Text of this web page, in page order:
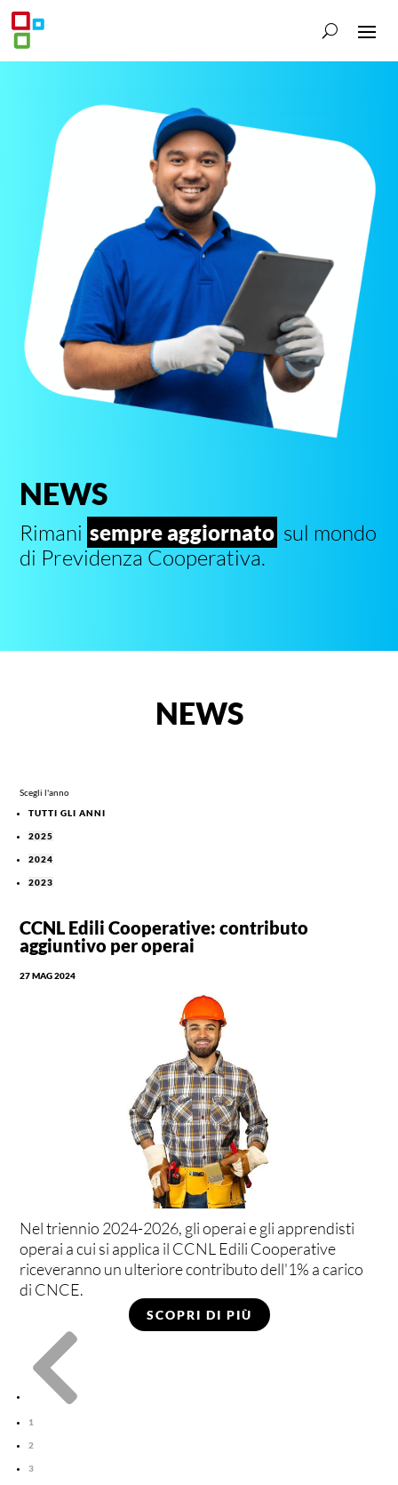
NEWS
Rimani sempre aggiornato sul mondo
di Previdenza Cooperativa.
NEWS
Scegli l'anno
TUTTI GLI ANNI
2025
2024
2023
CCNL Edili Cooperative: contributo
aggiuntivo per operai
27 MAG 2024
Nel triennio 2024-2026, gli operai e gli apprendisti
operai a cui si applica il CCNL Edili Cooperative
riceveranno un ulteriore contributo dell'1% a carico
di CNCE.
SCOPRI DI PIÙ

1
2
3